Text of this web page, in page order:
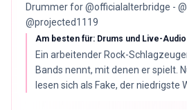
Drummer for @officialalterbridge -
@projected1119
Am besten für: Drums und Live-
Ein arbeitender Rock-
Bands nennt, mit denen er spielt.
lesen sich als Fake, der niedrigste